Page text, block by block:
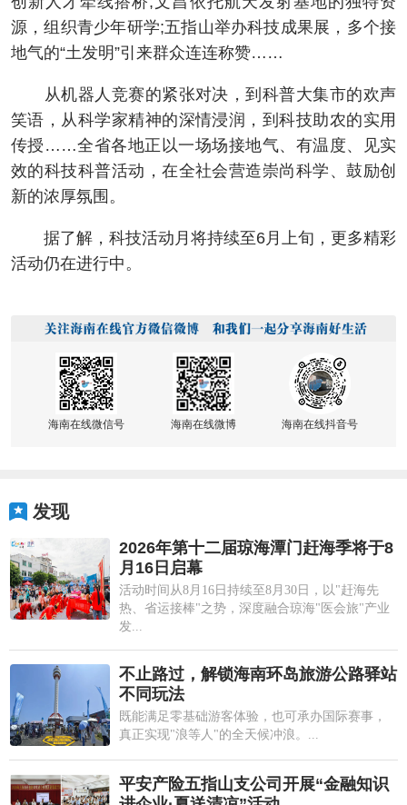
源，组织青少年研学;五指山举办科技成果展，多个接
地气的“土发明”引来群众连连称赞……
从机器人竞赛的紧张对决，到科普大集市的欢声
笑语，从科学家精神的深情浸润，到科技助农的实用
传授……全省各地正以一场场接地气、有温度、见实
效的科技科普活动，在全社会营造崇尚科学、鼓励创
新的浓厚氛围。
据了解，科技活动月将持续至6月上旬，更多精彩
活动仍在进行中。
海南在线微信号 海南在线微博 海南在线抖音号
发现
2026年第十二届琼海潭门赶海季将于8
月16日启幕
活动时间从8月16日持续至8月30日，以"赶海先
热、省运接棒"之势，深度融合琼海"医会旅"产业
发...
不止路过，解锁海南环岛旅游公路驿站
不同玩法
既能满足零基础游客体验，也可承办国际赛事，
真正实现"浪等人"的全天候冲浪。...
平安产险五指山支公司开展“金融知识